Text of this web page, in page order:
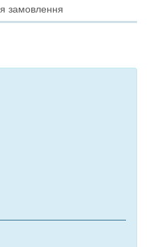
замовлення